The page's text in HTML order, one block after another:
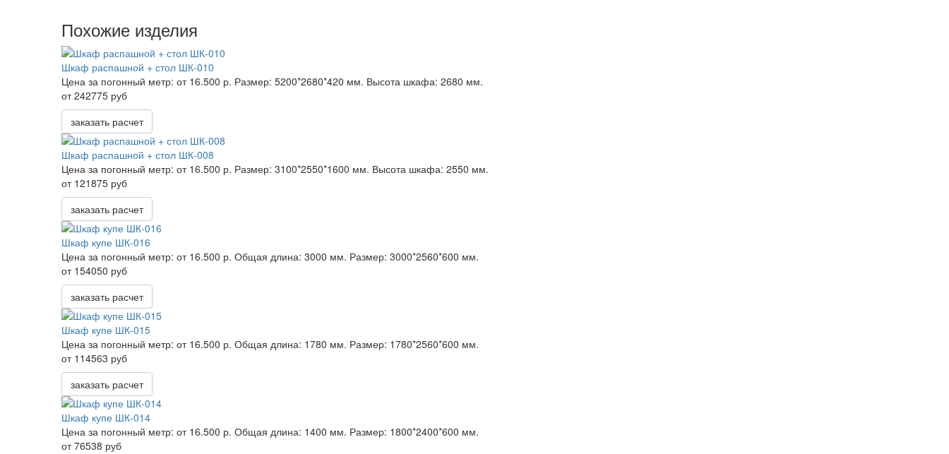
Похожие изделия
Шкаф распашной + стол ШК-010
Цена за погонный метр: от 16.500 р. Размер: 5200*2680*420 мм. Высота шкафа: 2680 мм.
от 242775 руб
заказать расчет
Шкаф распашной + стол ШК-008
Цена за погонный метр: от 16.500 р. Размер: 3100*2550*1600 мм. Высота шкафа: 2550 мм.
от 121875 руб
заказать расчет
Шкаф купе ШК-016
Цена за погонный метр: от 16.500 р. Общая длина: 3000 мм. Размер: 3000*2560*600 мм.
от 154050 руб
заказать расчет
Шкаф купе ШК-015
Цена за погонный метр: от 16.500 р. Общая длина: 1780 мм. Размер: 1780*2560*600 мм.
от 114563 руб
заказать расчет
Шкаф купе ШК-014
Цена за погонный метр: от 16.500 р. Общая длина: 1400 мм. Размер: 1800*2400*600 мм.
от 76538 руб